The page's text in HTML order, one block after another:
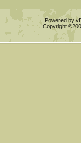
Powered by
Copyright